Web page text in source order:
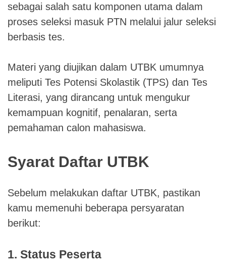
sebagai salah satu komponen utama dalam
proses seleksi masuk PTN melalui jalur seleksi
berbasis tes.
Materi yang diujikan dalam UTBK umumnya
meliputi Tes Potensi Skolastik (TPS) dan Tes
Literasi, yang dirancang untuk mengukur
kemampuan kognitif, penalaran, serta
pemahaman calon mahasiswa.
Syarat Daftar UTBK
Sebelum melakukan daftar UTBK, pastikan
kamu memenuhi beberapa persyaratan
berikut:
1. Status Peserta